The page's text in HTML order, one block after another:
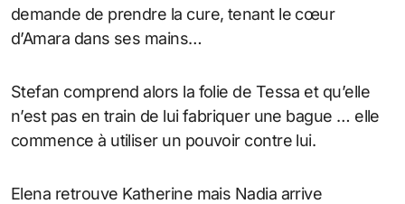
demande de prendre la cure, tenant le cœur
d’Amara dans ses mains…
Stefan comprend alors la folie de Tessa et qu’elle
n’est pas en train de lui fabriquer une bague … elle
commence à utiliser un pouvoir contre lui.
Elena retrouve Katherine mais Nadia arrive